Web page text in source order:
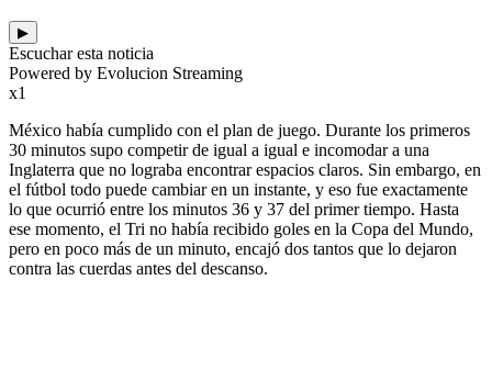
▶
Escuchar esta noticia
Powered by Evolucion Streaming
x1
México había cumplido con el plan de juego. Durante los primeros
30 minutos supo competir de igual a igual e incomodar a una
Inglaterra que no lograba encontrar espacios claros. Sin embargo, en
el fútbol todo puede cambiar en un instante, y eso fue exactamente
lo que ocurrió entre los minutos 36 y 37 del primer tiempo. Hasta
ese momento, el Tri no había recibido goles en la Copa del Mundo,
pero en poco más de un minuto, encajó dos tantos que lo dejaron
contra las cuerdas antes del descanso.